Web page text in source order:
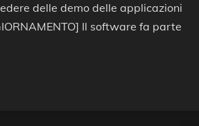
delle demo delle applicazioni
Il software fa parte